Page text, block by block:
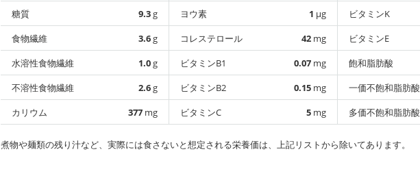
糖質
9.3g
食物繊維
3.6g
水溶性食物繊維
1.0g
不溶性食物繊維
2.6g
カリウム
377 mg
ヨウ素
1 µg
コレステロール
42 mg
ビタミンB1
0.07 mg
ビタミンB2
0.15 mg
ビタミンC
5 mg
ビタミンK
ビタミンE
飽和脂肪酸
一価不飽和脂肪酸
多価不飽和脂肪酸
煮物や麺類の残り汁など、実際には食さないと想定される栄養価は、上記リストから除いてあります。